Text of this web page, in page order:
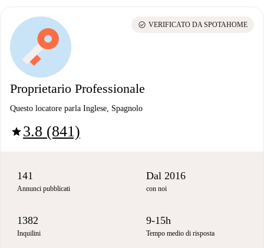
Proprietario Professionale
Questo locatore parla Inglese, Spagnolo
star3.8 (841)
check_circle VERIFICATO DA SPOTAHOME
141
Annunci pubblicati
Dal 2016
con noi
1382
Inquilini
9-15h
Tempo medio di risposta